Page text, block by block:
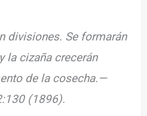
divisiones. Se formarán
la cizaña crecerán
de la cosecha.—
(1896).